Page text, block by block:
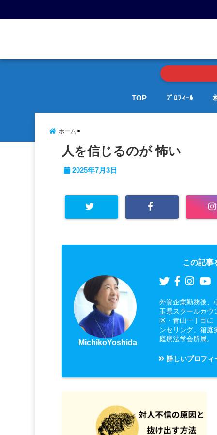
TOP ﾌﾟﾛﾌｨｰﾙ
ホーム
人を信じるのが 怖い
2025年7月3日
この記事
MichikoYoshida
外資企業勤務後、
玉県スクールカウ
区・青山一丁目に
ンセリング、箱庭
庭療法学会所属。
詳しいプロフィ